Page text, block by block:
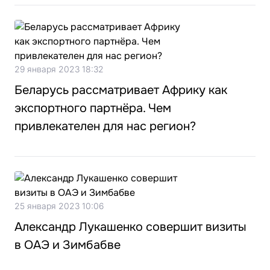
29 января 2023 18:32
Беларусь рассматривает Африку как
экспортного партнёра. Чем
привлекателен для нас регион?
25 января 2023 10:06
Александр Лукашенко совершит визиты
в ОАЭ и Зимбабве